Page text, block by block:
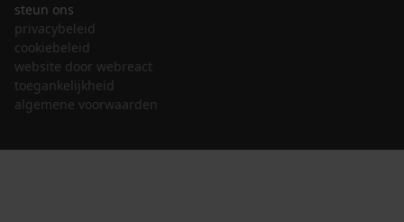
steun ons
privacybeleid
cookiebeleid
website door webreact
toegankelijkheid
algemene voorwaarden